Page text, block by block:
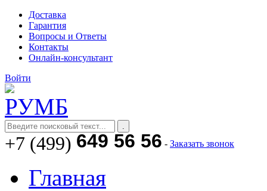
Доставка
Гарантия
Вопросы и Ответы
Контакты
Онлайн-консультант
Войти
+7 (499) 649 56 56 - Заказать звонок
Главная